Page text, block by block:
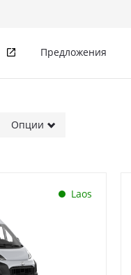
Предложения
Опции
Laos